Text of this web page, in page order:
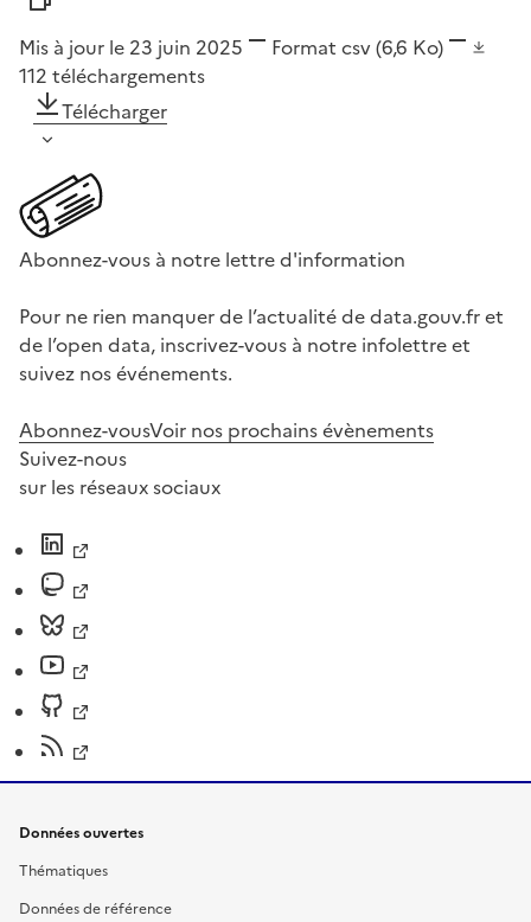
Mis à jour le 23 juin 2025 Format csv(6,6 Ko)
112 téléchargements
Télécharger
Abonnez-vous à notre lettre d'information
Pour ne rien manquer de l’actualité de data.gouv.fr et
de l’open data, inscrivez-vous à notre infolettre et
suivez nos événements.
Abonnez-vousVoir nos prochains évènements
Suivez-nous
sur les réseaux sociaux
Données ouvertes
Thématiques
Données de référence